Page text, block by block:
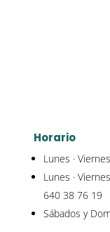
Horario
Lunes ·
Lunes ·
640 38 76 19
Sábados y